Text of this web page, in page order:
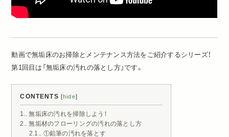
動画で無垢床のお掃除とメンテナンス方法をご紹介するシリーズ！
第1回目は「無垢床の汚れの落とし方」です。
CONTENTS [hide]
1.
無垢床の汚れを掃除しよう！
2.
無垢材のフローリングの汚れの落とし方
2.1.
①鉛筆の汚れを落とす